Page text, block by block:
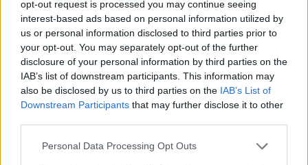
opt-out request is processed you may continue seeing
interest-based ads based on personal information utilized by
us or personal information disclosed to third parties prior to
your opt-out. You may separately opt-out of the further
disclosure of your personal information by third parties on the
IAB’s list of downstream participants. This information may
also be disclosed by us to third parties on the IAB’s List of
Downstream Participants that may further disclose it to other
Personal Data Processing Opt Outs
περιστατικά.
Πηγή: ΑΠΕ-ΜΠΕ